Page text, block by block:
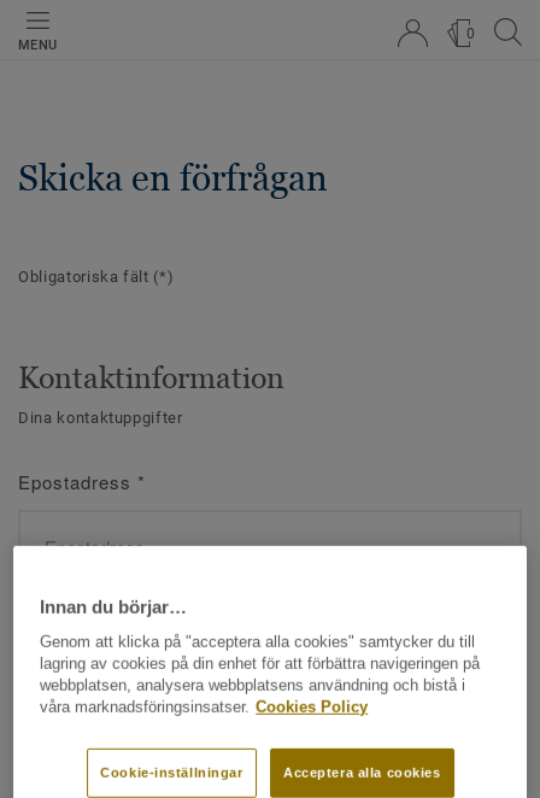
MENU
0
Skicka en förfrågan
Obligatoriska fält (*)
Kontaktinformation
Dina kontaktuppgifter
Epostadress *
Namn*
Efternamn*
Innan du börjar…
Genom att klicka på "acceptera alla cookies" samtycker du till
lagring av cookies på din enhet för att förbättra navigeringen på
webbplatsen, analysera webbplatsens användning och bistå i
våra marknadsföringsinsatser. Cookies Policy
Acceptera alla cookies
Cookie-inställningar